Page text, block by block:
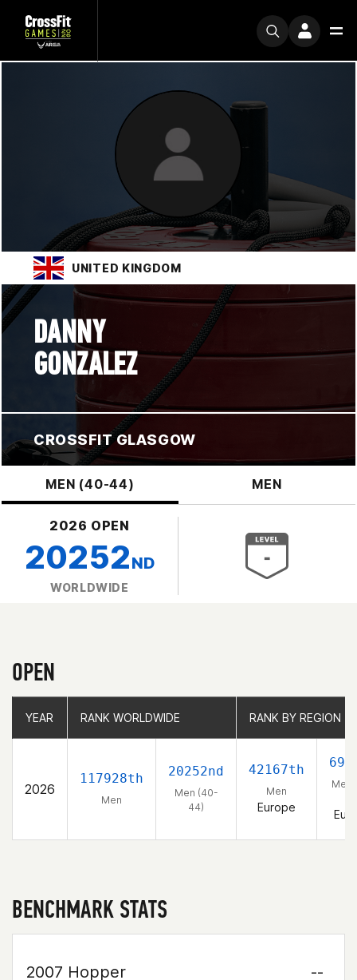
UNITED KINGDOM
DANNY
GONZALEZ
CROSSFIT GLASGOW
MEN (40-44) MEN
2026 OPEN
20252ND
WORLDWIDE
OPEN
YEAR RANK WORLDWIDE RANK BY REGION
2026
117928th
Men
20252nd
Men (40-
44)
42167th
Men
Europe
Men
YEAR RANK WORLDWIDE RANK BY REGION
BENCHMARK STATS
2007 Hopper
--